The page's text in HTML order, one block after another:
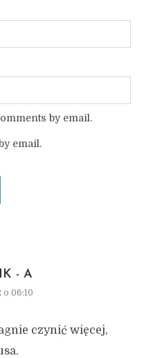
by email.
email.
- A
o 06:10
czynić więcej,